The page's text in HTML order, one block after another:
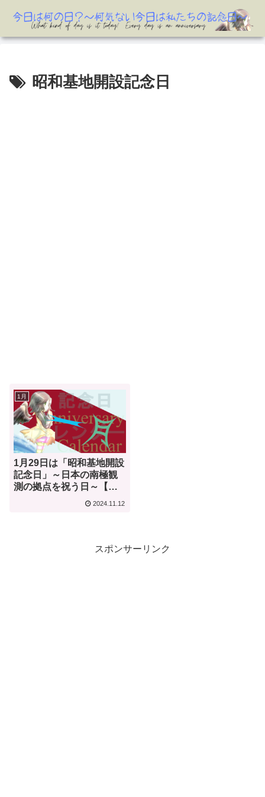
昭和基地開設記念日
1月
1月29日は「昭和基地開設
記念日」～日本の南極観
測の拠点を祝う日～【何
気ない今日は何の日？】
2024.11.12
スポンサーリンク